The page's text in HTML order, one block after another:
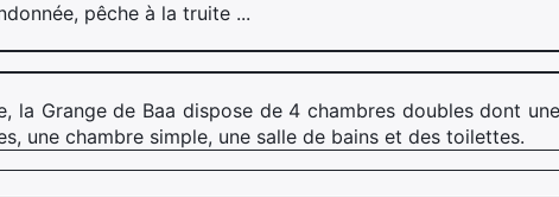
pêche à la truite ...
la Grange de Baa dispose de 4 chambres doubles dont
une chambre simple, une salle de bains et des toilettes.